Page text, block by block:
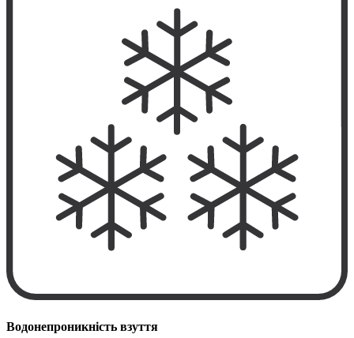
Водонепроникність взуття